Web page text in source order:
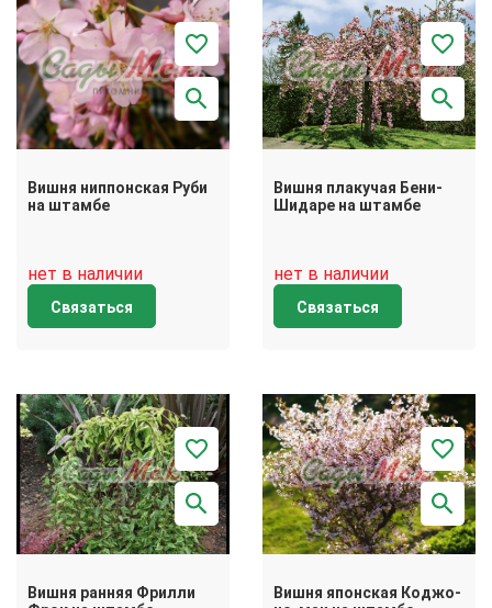
Вишня ниппонская Руби
на штамбе
нет в наличии
Связаться
Вишня плакучая Бени-
Шидаре на штамбе
нет в наличии
Связаться
Вишня ранняя Фрилли
Вишня японская Коджо-